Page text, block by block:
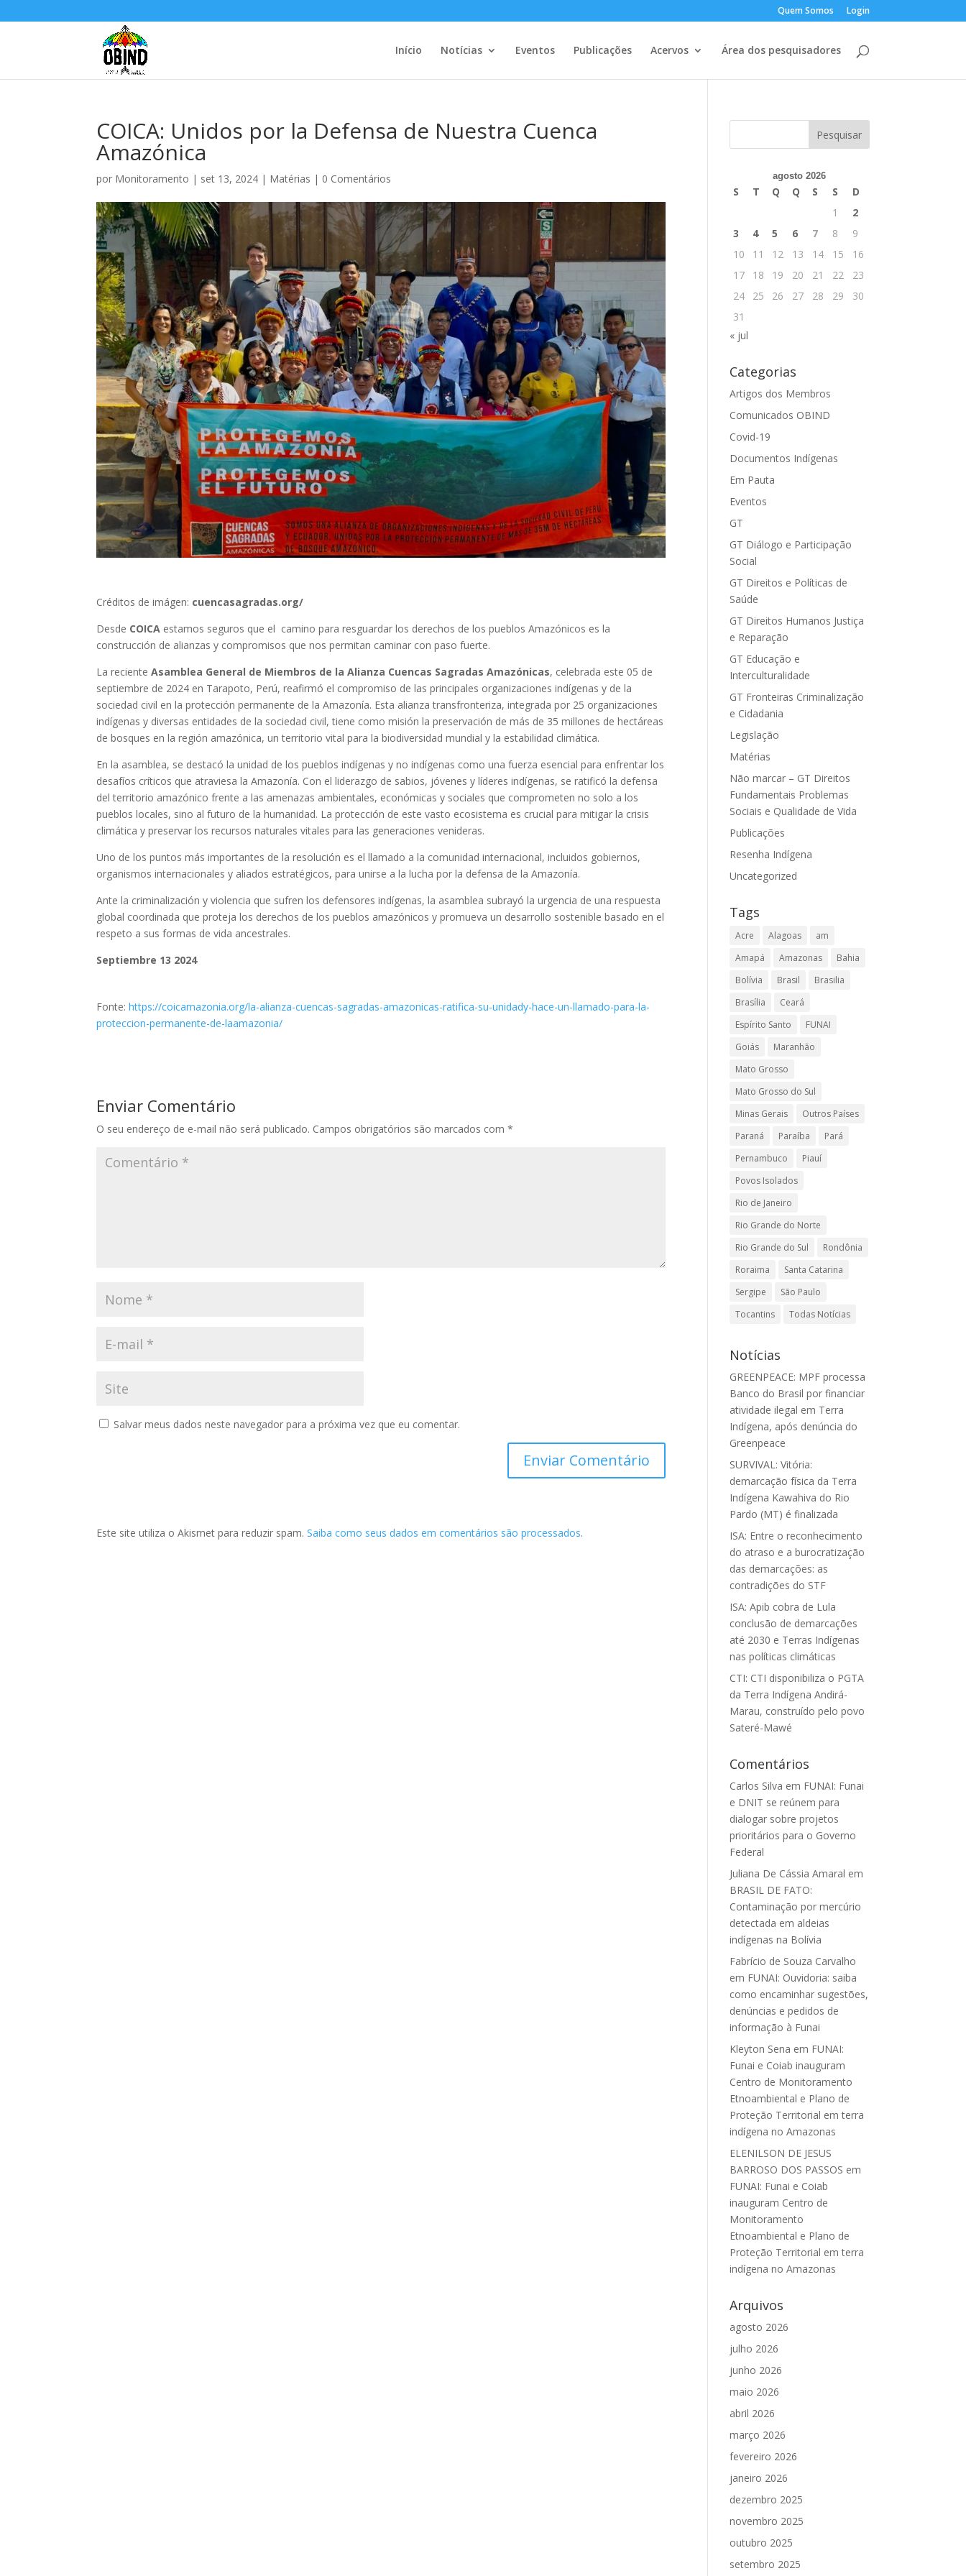
Quem Somos Login
Início Notícias Eventos Publicações Acervos Área dos pesquisadores
COICA: Unidos por la Defensa de Nuestra Cuenca
Amazónica
por Monitoramento | set 13, 2024 | Matérias | 0 Comentários
Créditos de imágen: cuencasagradas.org/
Desde COICA estamos seguros que el camino para resguardar los derechos de los pueblos Amazónicos es la
construcción de alianzas y compromisos que nos permitan caminar con paso fuerte.
La recienteAsamblea General de Miembros de la Alianza Cuencas Sagradas Amazónicas, celebrada este 05 de
septiembre de 2024 en Tarapoto, Perú, reafirmó el compromiso de las principales organizaciones indígenas y de la
sociedad civil en la protección permanente de la Amazonía. Esta alianza transfronteriza, integrada por 25 organizaciones
indígenas y diversas entidades de la sociedad civil, tiene como misión la preservación de más de 35 millones de hectáreas
de bosques en la región amazónica, un territorio vital para la biodiversidad mundial y la estabilidad climática.
En la asamblea, se destacó la unidad de los pueblos indígenas y no indígenas como una fuerza esencial para enfrentar los
desafíos críticos que atraviesa la Amazonía. Con el liderazgo de sabios, jóvenes y líderes indígenas, se ratificó la defensa
del territorio amazónico frente a las amenazas ambientales, económicas y sociales que comprometen no solo a los
pueblos locales, sino al futuro de la humanidad. La protección de este vasto ecosistema es crucial para mitigar la crisis
climática y preservar los recursos naturales vitales para las generaciones venideras.
Uno de los puntos más importantes de la resolución es el llamado a la comunidad internacional, incluidos gobiernos,
organismos internacionales y aliados estratégicos, para unirse a la lucha por la defensa de la Amazonía.
Ante la criminalización y violencia que sufren los defensores indígenas, la asamblea subrayó la urgencia de una respuesta
global coordinada que proteja los derechos de los pueblos amazónicos y promueva un desarrollo sostenible basado en el
respeto a sus formas de vida ancestrales.
Septiembre 13 2024
Fonte:https://coicamazonia.org/la-alianza-cuencas-sagradas-amazonicas-ratifica-su-unidady-hace-un-llamado-para-la-
proteccion-permanente-de-laamazonia/
Enviar Comentário
O seu endereço de e-mail não será publicado. Campos obrigatórios são marcados com*
Salvar meus dados neste navegador para a próxima vez que eu comentar.
Este site utiliza o Akismet para reduzir spam.Saiba como seus dados em comentários são processados.
agosto 2026
S T Q Q S S
D
1
2
3
4 5 6 7 8
9
10
11 12 13 14 15
16
17
18 19 20 21 22
23
24
25 26 27 28 29
30
31
« jul
Categorias
Artigos dos Membros
Comunicados OBIND
Covid-19
Documentos Indígenas
Em Pauta
Eventos
GT
GT Diálogo e Participação
Social
GT Direitos e Políticas de
Saúde
GT Direitos Humanos Justiça
e Reparação
GT Educação e
Interculturalidade
GT Fronteiras Criminalização
e Cidadania
Legislação
Matérias
Não marcar – GT Direitos
Fundamentais Problemas
Sociais e Qualidade de Vida
Publicações
Resenha Indígena
Uncategorized
Tags
Acre Alagoas
am
Amapá
Amazonas
Bahia
Bolívia
Brasil
Brasilia
Brasília
Ceará
Espírito Santo
FUNAI
Goiás
Maranhão
Mato Grosso
Mato Grosso do Sul
Minas Gerais
Outros Países
Paraná
Paraíba
Pará
Pernambuco
Piauí
Povos Isolados
Rio de Janeiro
Rio Grande do Norte
Rio Grande do Sul
Rondônia
Roraima
Santa Catarina
Sergipe
São Paulo
Tocantins
Todas Notícias
Notícias
GREENPEACE: MPF processa
Banco do Brasil por financiar
atividade ilegal em Terra
Indígena, após denúncia do
Greenpeace
SURVIVAL: Vitória:
demarcação física da Terra
Indígena Kawahiva do Rio
Pardo (MT) é finalizada
ISA: Entre o reconhecimento
do atraso e a burocratização
das demarcações: as
contradições do STF
ISA: Apib cobra de Lula
conclusão de demarcações
até 2030 e Terras Indígenas
nas políticas climáticas
CTI: CTI disponibiliza o PGTA
da Terra Indígena Andirá-
Marau, construído pelo povo
Sateré-Mawé
Comentários
Carlos Silva em FUNAI: Funai
e DNIT se reúnem para
dialogar sobre projetos
prioritários para o Governo
Federal
Juliana De Cássia Amaral em
BRASIL DE FATO:
Contaminação por mercúrio
detectada em aldeias
indígenas na Bolívia
Fabrício de Souza Carvalho
em FUNAI: Ouvidoria: saiba
como encaminhar sugestões,
denúncias e pedidos de
informação à Funai
Kleyton Sena em FUNAI:
Funai e Coiab inauguram
Centro de Monitoramento
Etnoambiental e Plano de
Proteção Territorial em terra
indígena no Amazonas
ELENILSON DE JESUS
BARROSO DOS PASSOS em
FUNAI: Funai e Coiab
inauguram Centro de
Monitoramento
Etnoambiental e Plano de
Proteção Territorial em terra
indígena no Amazonas
Arquivos
agosto 2026
julho 2026
junho 2026
maio 2026
abril 2026
março 2026
fevereiro 2026
janeiro 2026
dezembro 2025
novembro 2025
outubro 2025
setembro 2025